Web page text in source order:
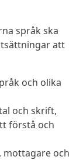
språk ska
att
och olika
och skrift,
förstå och
mottagare och